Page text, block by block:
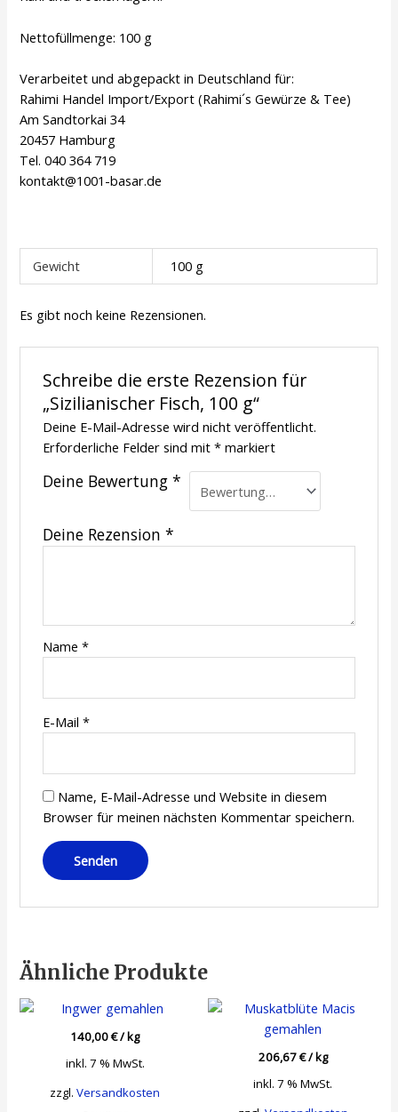
Nettofüllmenge: 100 g
Verarbeitet und abgepackt in Deutschland für:
Rahimi Handel Import/Export (Rahimi´s Gewürze & Tee)
Am Sandtorkai 34
20457 Hamburg
Tel. 040 364 719
kontakt@1001-basar.de
Gewicht 100 g
Es gibt noch keine Rezensionen.
Schreibe die erste Rezension für
„Sizilianischer Fisch, 100 g“
Deine E-Mail-Adresse wird nicht veröffentlicht.
Erforderliche Felder sind mit *markiert
Deine Bewertung *
Deine Rezension *
Name *
E-Mail *
Name, E-Mail-Adresse und Website in diesem
Browser für meinen nächsten Kommentar speichern.
Ähnliche Produkte
140,00€/kg
inkl. 7 % MwSt.
zzgl.Versandkosten
206,67€/kg
inkl. 7 % MwSt.